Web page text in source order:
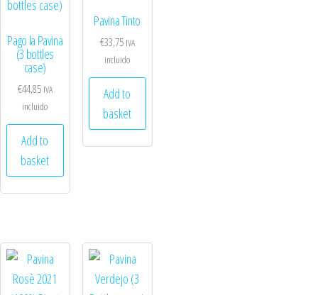
Pago la Pavina
(3 bottles
case)
€44,85 IVA
incluido
Add to
basket
Pavina Tinto
€33,75 IVA
incluido
Add to
basket